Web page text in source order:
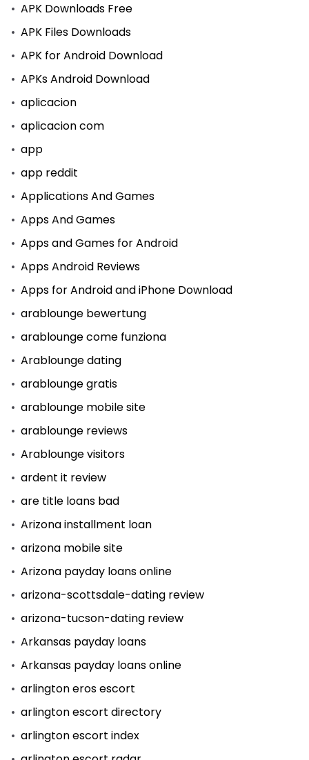
APK Downloads Free
APK Files Downloads
APK for Android Download
APKs Android Download
aplicacion
aplicacion com
app
app reddit
Applications And Games
Apps And Games
Apps and Games for Android
Apps Android Reviews
Apps for Android and iPhone Download
arablounge bewertung
arablounge come funziona
Arablounge dating
arablounge gratis
arablounge mobile site
arablounge reviews
Arablounge visitors
ardent it review
are title loans bad
Arizona installment loan
arizona mobile site
Arizona payday loans online
arizona-scottsdale-dating review
arizona-tucson-dating review
Arkansas payday loans
Arkansas payday loans online
arlington eros escort
arlington escort directory
arlington escort index